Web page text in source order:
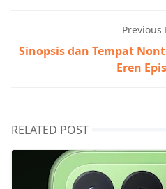
Previous
Sinopsis dan Tempat
Eren
RELATED POST